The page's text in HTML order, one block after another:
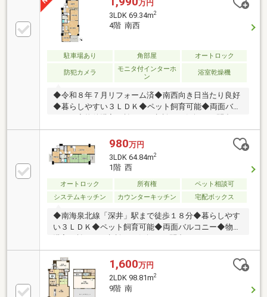
万円
3LDK 69.34m2
4階 南西
駐車場あり 角部屋 オートロック
防犯カメラ
モニタ付インターホ
ン
浴室乾燥機
◆令和８年７月リフォーム済◆南西向き日当たり良好
◆暮らしやすい３ＬＤＫ◆ペット飼育可能◆両面バル
ください♪
980万円
3LDK 64.84m2
1階 西
オートロック 所有権
ペット相談可
システムキッチン
カウンターキッチン 宅配ボックス
◆南海泉北線「深井」駅まで徒歩１８分◆暮らしやす
い３ＬＤＫ◆ペット飼育可能◆両面バルコニー◆物件
1,600万円
2LDK 98.81m2
9階 南